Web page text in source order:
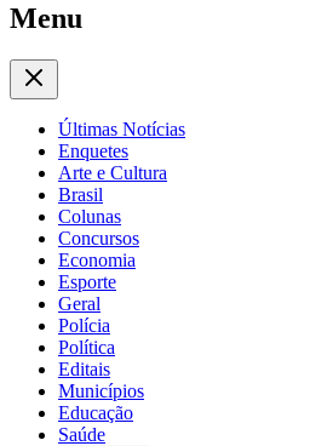
Menu
Últimas Notícias
Enquetes
Arte e Cultura
Brasil
Colunas
Concursos
Economia
Esporte
Geral
Polícia
Política
Editais
Municípios
Educação
Saúde